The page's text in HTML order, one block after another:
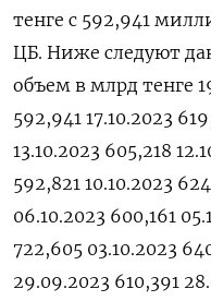
тенге с 592,941
ЦБ. Ниже следуют
объем в млрд тенге
592,941 17.10.2023
13.10.2023 605,218
592,821 10.10.2023
06.10.2023 600,161
722,605 03.10.2023
29.09.2023 610,391